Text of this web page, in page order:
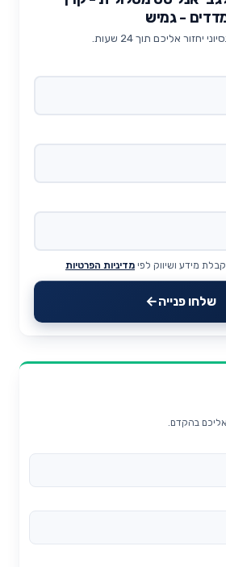
- גמיש
אליכם תוך 24 שעות.
מידע ושיווק לפי מדיניות הפרטיות
שלחו פנייה
אליכם בהקדם.